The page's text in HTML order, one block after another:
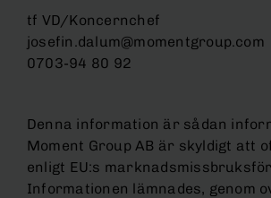
tf VD/Koncernchef
josefin.dalum@momentgroup.com
0703-94 80 92
Denna information är sådan
Moment Group AB är skyldigt att
enligt EU:s
Informationen lämnades, genom